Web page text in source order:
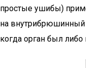
простые ушибы)
на внутрибрюшинный
когда орган был